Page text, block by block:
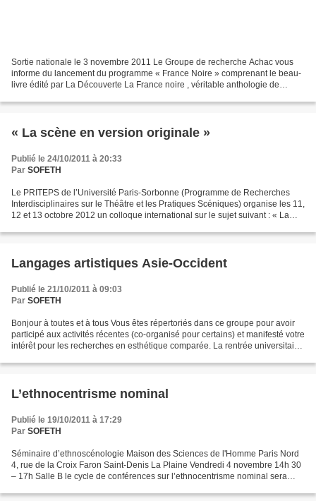
Sortie nationale le 3 novembre 2011 Le Groupe de recherche Achac vous
informe du lancement du programme « France Noire » comprenant le beau-
livre édité par La Découverte La France noire , véritable anthologie de
« La scène en version originale »
Publié le 24/10/2011 à 20:33
Par SOFETH
Le PRITEPS de l’Université Paris-Sorbonne (Programme de Recherches
Interdisciplinaires sur le Théâtre et les Pratiques Scéniques) organise les 11,
12 et 13 octobre 2012 un colloque international sur le sujet suivant : « La
Langages artistiques Asie-Occident
Publié le 21/10/2011 à 09:03
Par SOFETH
Bonjour à toutes et à tous Vous êtes répertoriés dans ce groupe pour avoir
participé aux activités récentes (co-organisé pour certains) et manifesté votre
intérêt pour les recherches en esthétique comparée. La rentrée universitaire
L’ethnocentrisme nominal
Publié le 19/10/2011 à 17:29
Par SOFETH
Séminaire d’ethnoscénologie Maison des Sciences de l'Homme Paris Nord
4, rue de la Croix Faron Saint-Denis La Plaine Vendredi 4 novembre 14h 30
– 17h Salle B le cycle de conférences sur l’ethnocentrisme nominal sera